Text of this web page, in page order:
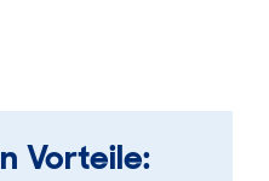
Vorteile: